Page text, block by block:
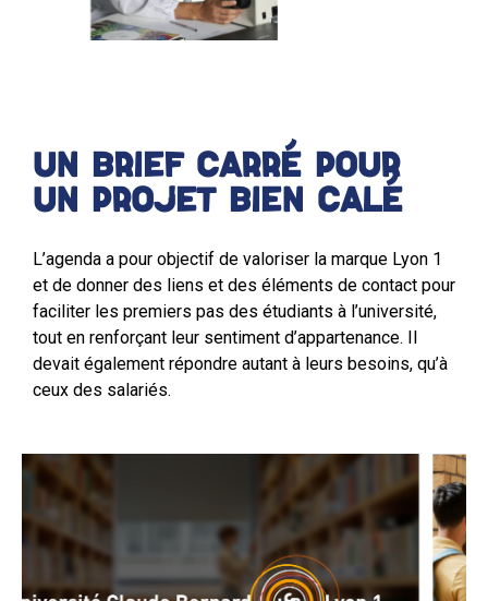
UN BRIEF CARRÉ POUR
UN PROJET BIEN CALÉ
L’agenda a pour objectif de valoriser la marque Lyon 1
et de donner des liens et des éléments de contact pour
faciliter les premiers pas des étudiants à l’université,
tout en renforçant leur sentiment d’appartenance. Il
devait également répondre autant à leurs besoins, qu’à
ceux des salariés.